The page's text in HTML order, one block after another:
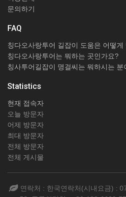
문의하기
FAQ
칭다오사랑투어 길잡이 도움은 어떻
칭다오사랑투어는 뭐하는 곳인가요?
칭사투어길잡이 명걸씨는 뭐하시는 분
Statistics
현재 접속자
오늘 방문자
어제 방문자
최대 방문자
전체 방문자
전체 게시물
연락처 : 한국연락처(시내요금) :